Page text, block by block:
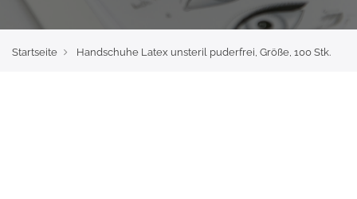
Startseite Handschuhe Latex unsteril puderfrei, Größe, 100 Stk.